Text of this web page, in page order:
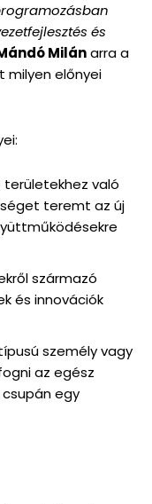
és
Milánarra a
milyen előnyei
területekhez való
teremt az új
származó
és innovációk
személy vagy
az egész
egy